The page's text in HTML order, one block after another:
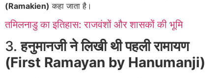
(Ramakien) कहा जाता है।
तमिलनाडु का इतिहास: राजवंशों और शासकों की भूमि
3.हनुमानजी ने लिखी थी पहली रामायण
(First Ramayan by Hanumanji)